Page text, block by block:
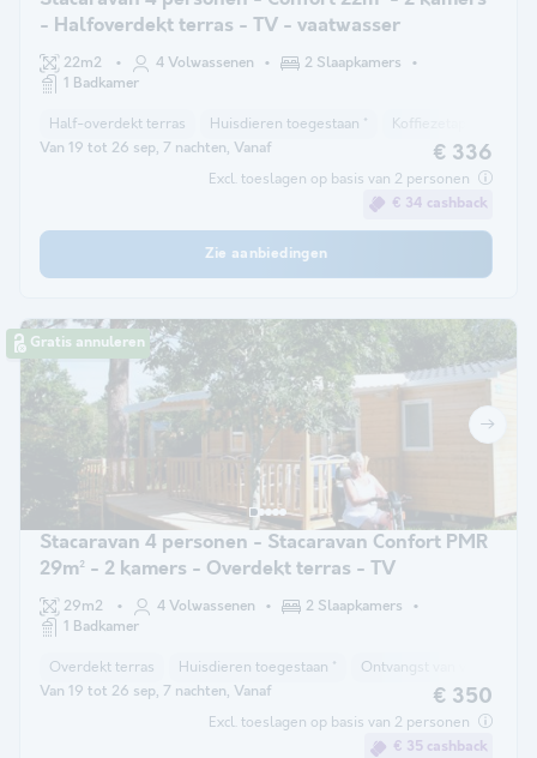
- Halfoverdekt terras - TV - vaatwasser
22m2 4 Volwassenen
2 Slaapkamers
1 Badkamer
Half-overdekt terras Huisdieren toegestaan * Koffiezetapparaat
Van 19 tot 26 sep, 7 nachten, Vanaf € 336
Excl. toeslagen op basis van 2 personen
€ 34 cashback
Zie aanbiedingen
Gratis annuleren
Stacaravan 4 personen - Stacaravan Confort PMR
29m² - 2 kamers - Overdekt terras - TV
29m2 4 Volwassenen
2 Slaapkamers
1 Badkamer
Overdekt terras Huisdieren toegestaan * Ontvangst van
Van 19 tot 26 sep, 7 nachten, Vanaf € 350
Excl. toeslagen op basis van 2 personen
€ 35 cashback